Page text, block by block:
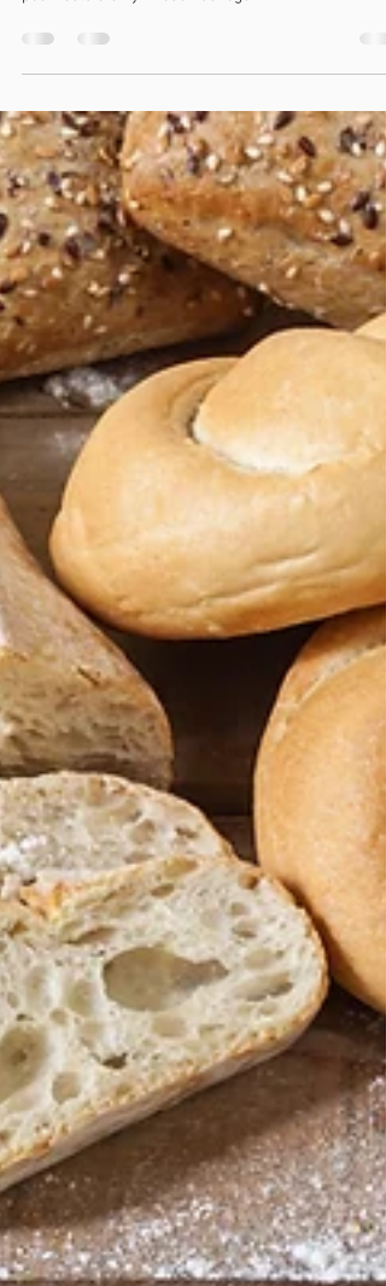
W Gabinet Fizjoterapii w Lubinie mamy przyjemność
przedstawić szczegółowe studium przypadku, które